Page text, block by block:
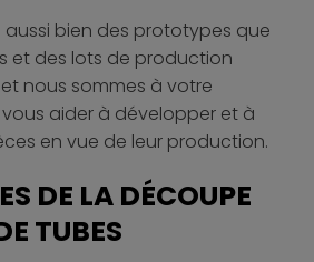
bien des prototypes que
et des lots de production
nous sommes à votre
aider à développer et à
en vue de leur production.
DE LA DÉCOUPE
TUBES